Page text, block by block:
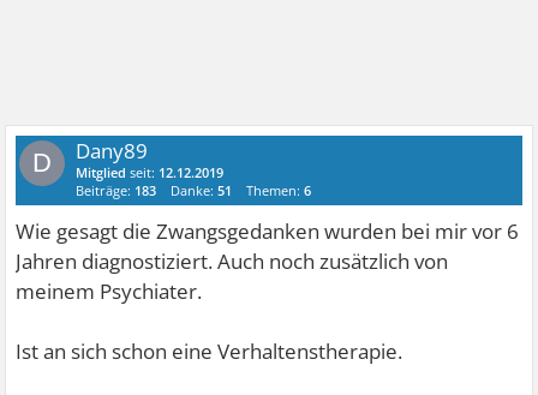
D Dany89
Mitglied seit: 12.12.2019
Beiträge: 183 Danke:51 Themen:6
Wie gesagt die Zwangsgedanken wurden bei mir vor 6
Jahren diagnostiziert. Auch noch zusätzlich von
meinem Psychiater.
Ist an sich schon eine Verhaltenstherapie.